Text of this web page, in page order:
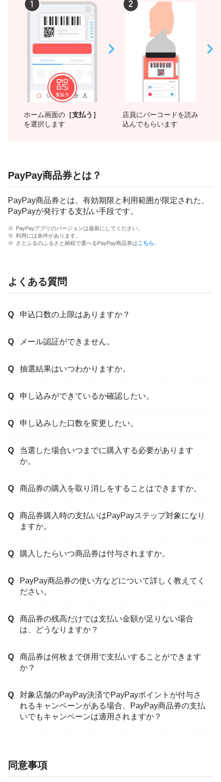
ホーム画面の ［支払う］
を選択します
店員にバーコードを読み
込んでもらいます
PayPay商品券とは？
PayPay商品券とは、有効期限と利用範囲が限定された、
PayPayが発行する支払い手段です。
PayPayアプリのバージョンは最新にしてください。
利用には条件があります。
さとふるのふるさと納税で選べるPayPay商品券はこちら
よくある質問
申込口数の上限はありますか？
メール認証ができません。
抽選結果はいつわかりますか。
申し込みができているか確認したい。
申し込みした口数を変更したい。
当選した場合いつまでに購入する必要があります
か。
商品券の購入を取り消しをすることはできますか。
商品券購入時の支払いはPayPayステップ対象になり
ますか。
購入したらいつ商品券は付与されますか。
PayPay商品券の使い方などについて詳しく教えてく
ださい。
商品券の残高だけでは支払い金額が足りない場合
は、どうなりますか？
商品券は何枚まで併用で支払いすることができます
か？
対象店舗のPayPay決済でPayPayポイントが付与さ
れるキャンペーンがある場合、PayPay商品券の支払
いでもキャンペーンは適用されますか？
同意事項